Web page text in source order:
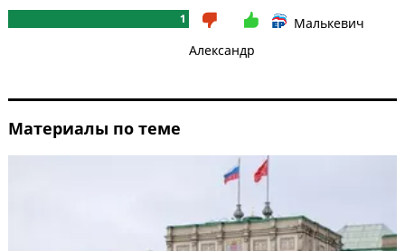
1
Малькевич
Александр
Материалы по теме